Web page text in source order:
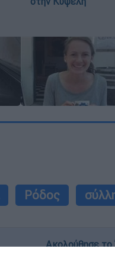
Ρόδος
Ακολούθησε το